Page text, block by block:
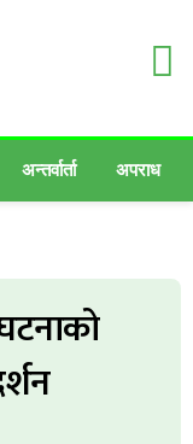
अन्तर्वार्ता अपराध